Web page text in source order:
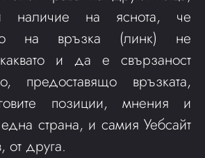
наличие на яснота, че
на връзка (линк) не
и да е свързаност
предоставящо връзката,
позиции, мнения и
страна, и самия Уебсайт
от друга.